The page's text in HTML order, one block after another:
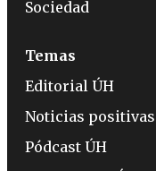
Sociedad
Temas
Editorial ÚH
Noticias positivas
Pódcast ÚH